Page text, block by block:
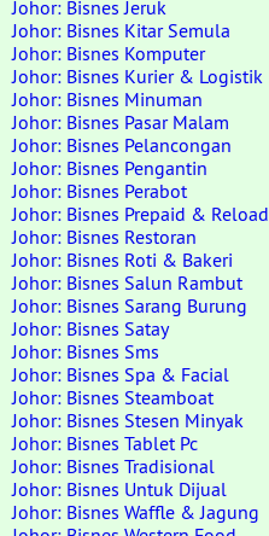
Johor: Bisnes Jeruk
Johor: Bisnes Kitar Semula
Johor: Bisnes Komputer
Johor: Bisnes Kurier & Logistik
Johor: Bisnes Minuman
Johor: Bisnes Pasar Malam
Johor: Bisnes Pelancongan
Johor: Bisnes Pengantin
Johor: Bisnes Perabot
Johor: Bisnes Prepaid & Reload
Johor: Bisnes Restoran
Johor: Bisnes Roti & Bakeri
Johor: Bisnes Salun Rambut
Johor: Bisnes Sarang Burung
Johor: Bisnes Satay
Johor: Bisnes Sms
Johor: Bisnes Spa & Facial
Johor: Bisnes Steamboat
Johor: Bisnes Stesen Minyak
Johor: Bisnes Tablet Pc
Johor: Bisnes Tradisional
Johor: Bisnes Untuk Dijual
Johor: Bisnes Waffle & Jagung